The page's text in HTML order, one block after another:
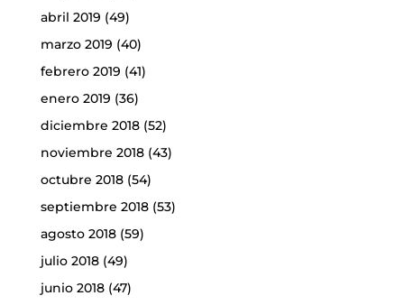
abril 2019 (49)
marzo 2019 (40)
febrero 2019 (41)
enero 2019 (36)
diciembre 2018(52)
noviembre 2018(43)
octubre 2018(54)
septiembre 2018(53)
agosto 2018(59)
julio 2018(49)
junio 2018(47)